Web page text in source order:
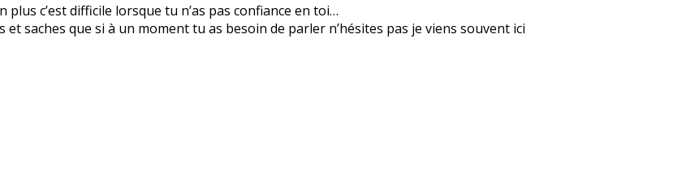
c’est difficile lorsque tu n’as pas confiance en toi…
saches que si à un moment tu as besoin de parler n’hésites pas je viens souvent ici